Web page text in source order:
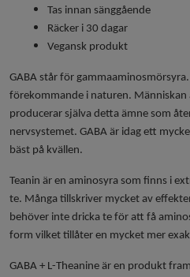
Tas innan sänggående
Räcker i 30 dagar
Vegansk produkt
GABA står för
förekommande i naturen. Människan
producerar själva detta ämne som
nervsystemet. GABA är idag ett
bäst på kvällen.
Teanin är en aminosyra som finns i
te. Många tillskriver mycket av
behöver inte dricka te för att få
form vilket tillåter en mycket mer
GABA + L-Theanine är en produkt